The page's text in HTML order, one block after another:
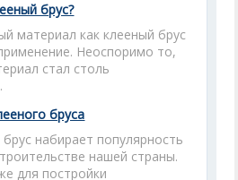
брус?
материал как клееный брус
Неоспоримо то,
стал столь
бруса
набирает популярность
нашей страны.
для постройки